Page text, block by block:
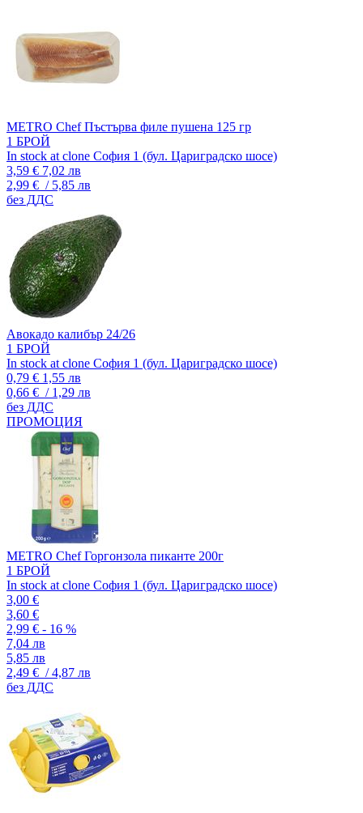
METRO Chef Пъстърва филе пушена 125 гр
1 БРОЙ
In stock at clone София 1 (бул. Цариградско шосе)
3,59 € 7,02 лв
2,99 € / 5,85 лв
без ДДС
Авокадо калибър 24/26
1 БРОЙ
In stock at clone София 1 (бул. Цариградско шосе)
0,79 € 1,55 лв
0,66 € / 1,29 лв
без ДДС
ПРОМОЦИЯ
METRO Chef Горгонзола пиканте 200г
1 БРОЙ
In stock at clone София 1 (бул. Цариградско шосе)
3,00 €
3,60 €
2,99 € - 16 %
7,04 лв
5,85 лв
2,49 € / 4,87 лв
без ДДС